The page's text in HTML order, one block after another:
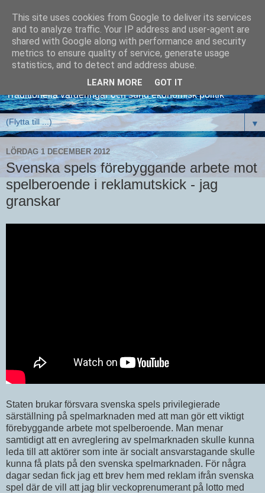
David Kronlid
Traditionella värderingar och sund ekonomisk politik
▼
LÖRDAG 1 DECEMBER 2012
Svenska spels förebyggande arbete mot
spelberoende i reklamutskick - jag
granskar
Staten brukar försvara svenska spels privilegierade
särställning på spelmarknaden med att man gör ett viktigt
förebyggande arbete mot spelberoende. Man menar
samtidigt att en avreglering av spelmarknaden skulle kunna
leda till att aktörer som inte är socialt ansvarstagande skulle
kunna få plats på den svenska spelmarknaden. För några
dagar sedan fick jag ett brev hem med reklam ifrån svenska
spel där de vill att jag blir veckoprenumerant på lotto med
This site uses cookies from Google to deliver its services
and to analyze traffic. Your IP address and user-agent are
shared with Google along with performance and security
metrics to ensure quality of service, generate usage
statistics, and to detect and address abuse.
LEARN MORE GOT IT